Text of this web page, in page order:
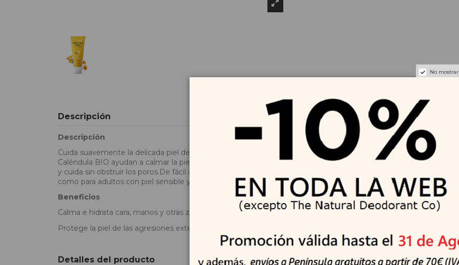
Descripción
Descripción
Cuida suavemente la delicada piel de la cara y del cuerpo, promoviendo sus funciones protectoras naturales
Caléndula BIO ayudan a calmar la piel, mientras la lanolina, la cera de abeja y el aceite de almendra BIO la
y cuida sin obstruir los poros.De fácil absorción, la suave crema reparadora es el cuidado diario perfecto para
como para adultos con piel sensible y seca.
Beneficios
Calma e hidrata cara, manos y otras zonas expuestas del cuerpo
Protege la piel de las agresiones externas
Detalles del producto
No